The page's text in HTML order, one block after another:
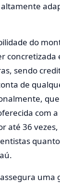
do
concretizada
sendo
de
com a
até 36
uma